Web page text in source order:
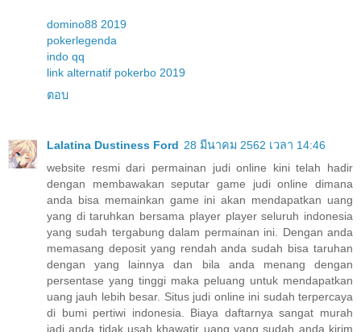
domino88 2019
pokerlegenda
indo qq
link alternatif pokerbo 2019
ตอบ
Lalatina Dustiness Ford 28 มีนาคม 2562 เวลา 14:46
website resmi dari permainan judi online kini telah hadir
dengan membawakan seputar game judi online dimana
anda bisa memainkan game ini akan mendapatkan uang
yang di taruhkan bersama player player seluruh indonesia
yang sudah tergabung dalam permainan ini. Dengan anda
memasang deposit yang rendah anda sudah bisa taruhan
dengan yang lainnya dan bila anda menang dengan
persentase yang tinggi maka peluang untuk mendapatkan
uang jauh lebih besar. Situs judi online ini sudah terpercaya
di bumi pertiwi indonesia. Biaya daftarnya sangat murah
jadi anda tidak usah khawatir uang yang sudah anda kirim